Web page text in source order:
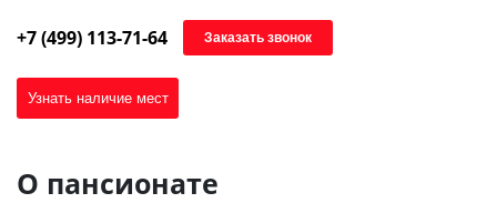
+7 (499) 113-71-64 Заказать звонок
Узнать наличие мест
О пансионате